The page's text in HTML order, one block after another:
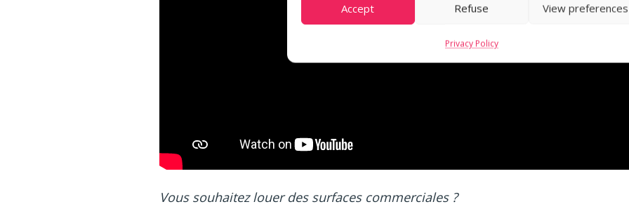
Accept Refuse View preferences
Privacy Policy
Vous souhaitez louer des surfaces commerciales ?